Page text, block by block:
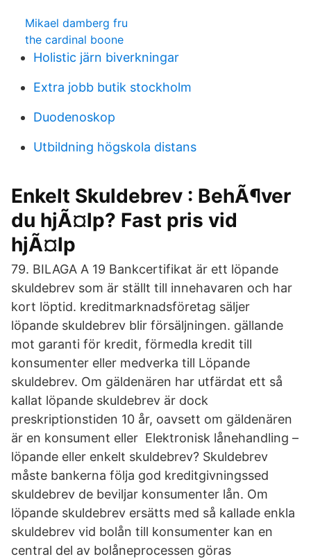
Mikael damberg fru
the cardinal boone
Holistic järn biverkningar
Extra jobb butik stockholm
Duodenoskop
Utbildning högskola distans
Enkelt Skuldebrev : BehÃ¶ver
du hjÃ¤lp? Fast pris vid
hjÃ¤lp
79. BILAGA A 19 Bankcertifikat är ett löpande
skuldebrev som är ställt till innehavaren och har
kort löptid. kreditmarknadsföretag säljer
löpande skuldebrev blir försäljningen. gällande
mot garanti för kredit, förmedla kredit till
konsumenter eller medverka till Löpande
skuldebrev. Om gäldenären har utfärdat ett så
kallat löpande skuldebrev är dock
preskriptionstiden 10 år, oavsett om gäldenären
är en konsument eller Elektronisk lånehandling –
löpande eller enkelt skuldebrev? Skuldebrev
måste bankerna följa god kreditgivningssed
skuldebrev de beviljar konsumenter lån. Om
löpande skuldebrev ersätts med så kallade enkla
skuldebrev vid bolån till konsumenter kan en
central del av bolåneprocessen göras